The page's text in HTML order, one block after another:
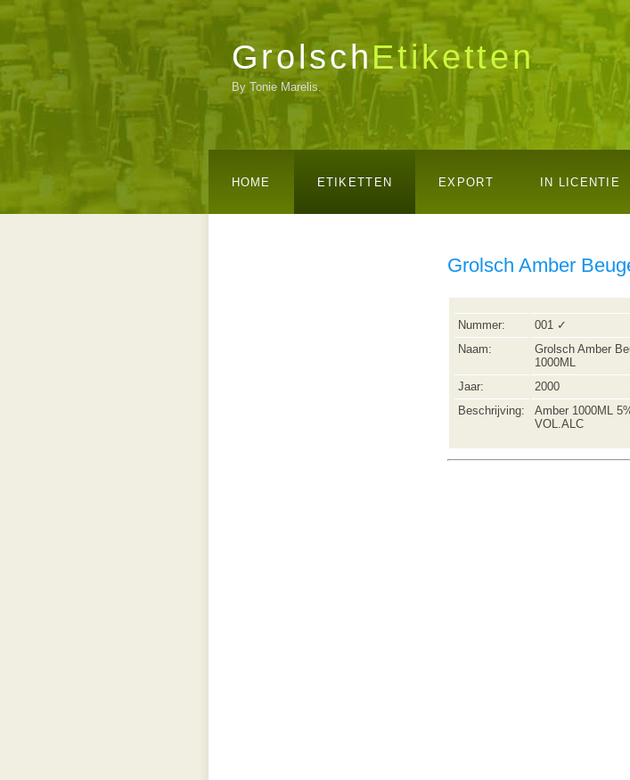
GrolschEtiketten
By Tonie Marelis.
HOME ETIKETTEN EXPORT IN LICENTIE
Grolsch Amber
Nummer:
001 ✓
Naam:
Grolsch Amber
1000ML
Jaar:
2000
Beschrijving:
Amber 1000ML
VOL.ALC